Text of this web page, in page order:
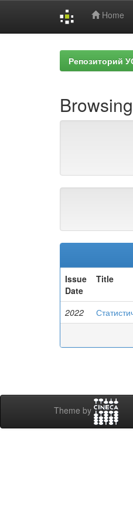
Home
Репозиторий
Issue
Date
Title
2022
Theme by